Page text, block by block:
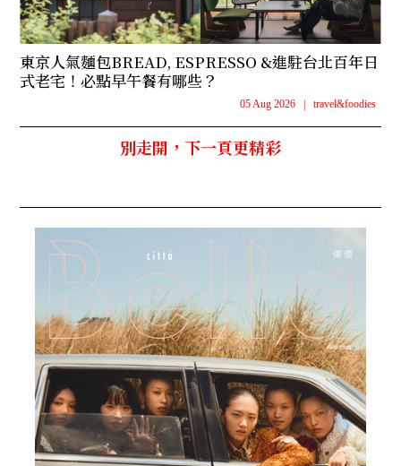
東京人氣麵包BREAD, ESPRESSO &進駐台北百年日
式老宅！必點早午餐有哪些？
05 Aug 2026 travel&foodies
別走開，下一頁更精彩